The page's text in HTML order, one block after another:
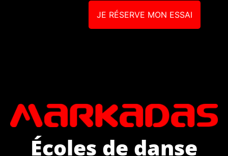
JE RÉSERVE MON ESSAI
Écoles de danse